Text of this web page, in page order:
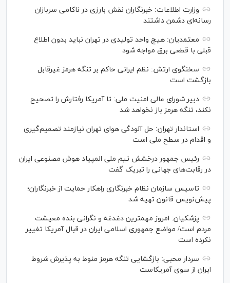
وزارت اطلاعات: خبرنگاران نقش بارزی در ناکامی سربازان
رسانه‌ای دشمن داشتند
معتمدیان: هیچ واحد تولیدی در تهران نباید بدون اطلاع
قبلی با قطعی برق مواجه شود
سخنگوی ارتش: نظم ایرانی حاکم بر تنگه هرمز غیرقابل
بازگشت است
دبیر شورای عالی امنیت ملی: تا آمریکا رفتارش را تصحیح
نکند، تنگه هرمز باز نخواهد شد
استاندار تهران: حل آلودگی هوای تهران نیازمند تصمیم‌گیری
و اقدام در سطح ملی است
رئیس جمهور درخشش تیم ملی المپیاد هوش مصنوعی ایران
در رقابت‌های جهانی را تبریک گفت
تاسیس سازمان نظام خبرنگاری راهکار حمایت از خبرنگاران؛
پیش‌نویس قانون تهیه شد
پزشکیان: امروز مهمترین دغدغه و نگرانی بنده معیشت
مردم است/ مواضع جمهوری اسلامی ایران در قبال آمریکا تغییر
نکرده است
سردار محبی: بازگشایی تنگه هرمز منوط به پذیرش شروط
ایران از سوی آمریکاست